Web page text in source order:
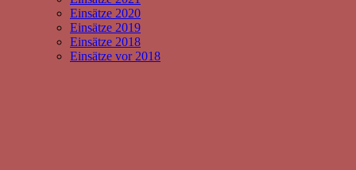
Einsätze 2020
Einsätze 2019
Einsätze 2018
Einsätze vor 2018